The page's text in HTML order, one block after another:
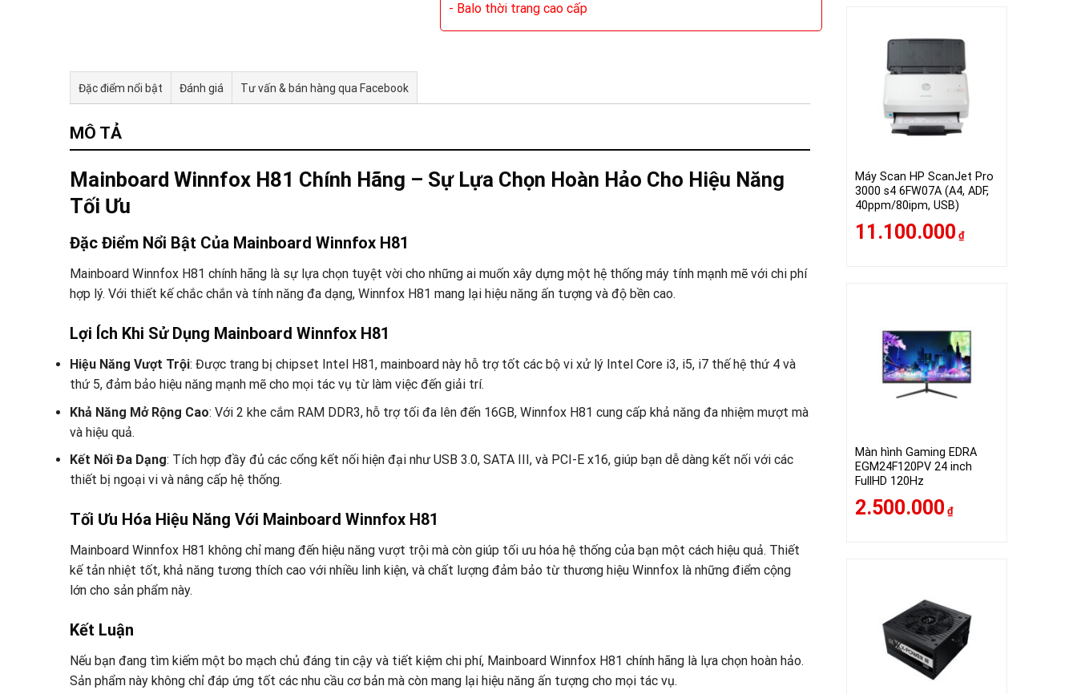
Máy Scan HP ScanJet Pro
3000 s4 6FW07A (A4, ADF,
40ppm/80ipm, USB)
11.100.000 ₫
Màn hình Gaming EDRA
EGM24F120PV 24 inch
FullHD 120Hz
2.500.000 ₫
- Balo thời trang cao cấp
Đặc điểm nổi bật Đánh giá Tư vấn & bán hàng qua Facebook
MÔ TẢ
Mainboard Winnfox H81 Chính Hãng – Sự Lựa Chọn Hoàn Hảo Cho Hiệu Năng
Tối Ưu
Đặc Điểm Nổi Bật Của Mainboard Winnfox H81
Mainboard Winnfox H81 chính hãng là sự lựa chọn tuyệt vời cho những ai muốn xây dựng một hệ thống máy tính mạnh mẽ với chi phí
hợp lý. Với thiết kế chắc chắn và tính năng đa dạng, Winnfox H81 mang lại hiệu năng ấn tượng và độ bền cao.
Lợi Ích Khi Sử Dụng Mainboard Winnfox H81
Hiệu Năng Vượt Trội: Được trang bị chipset Intel H81, mainboard này hỗ trợ tốt các bộ vi xử lý Intel Core i3, i5, i7 thế hệ thứ 4 và
thứ 5, đảm bảo hiệu năng mạnh mẽ cho mọi tác vụ từ làm việc đến giải trí.
Khả Năng Mở Rộng Cao: Với 2 khe cắm RAM DDR3, hỗ trợ tối đa lên đến 16GB, Winnfox H81 cung cấp khả năng đa nhiệm mượt mà
và hiệu quả.
Kết Nối Đa Dạng: Tích hợp đầy đủ các cổng kết nối hiện đại như USB 3.0, SATA III, và PCI-E x16, giúp bạn dễ dàng kết nối với các
thiết bị ngoại vi và nâng cấp hệ thống.
Tối Ưu Hóa Hiệu Năng Với Mainboard Winnfox H81
Mainboard Winnfox H81 không chỉ mang đến hiệu năng vượt trội mà còn giúp tối ưu hóa hệ thống của bạn một cách hiệu quả. Thiết
kế tản nhiệt tốt, khả năng tương thích cao với nhiều linh kiện, và chất lượng đảm bảo từ thương hiệu Winnfox là những điểm cộng
lớn cho sản phẩm này.
Kết Luận
Nếu bạn đang tìm kiếm một bo mạch chủ đáng tin cậy và tiết kiệm chi phí, Mainboard Winnfox H81 chính hãng là lựa chọn hoàn hảo.
Sản phẩm này không chỉ đáp ứng tốt các nhu cầu cơ bản mà còn mang lại hiệu năng ấn tượng cho mọi tác vụ.